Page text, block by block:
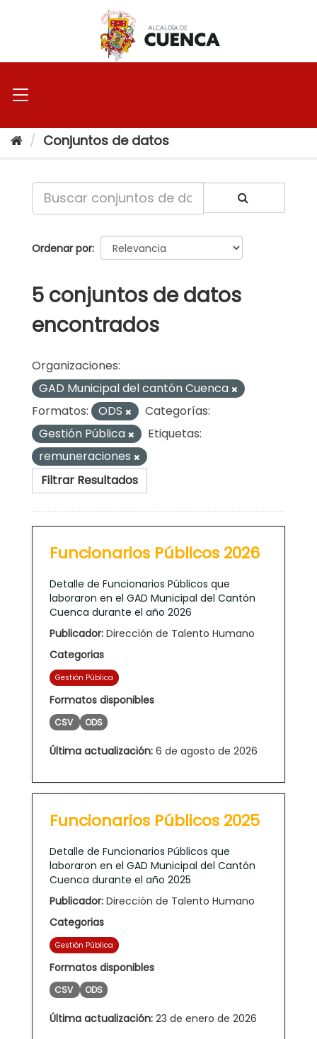
Conjuntos de datos
Ordenar por
5 conjuntos de datos
encontrados
Organizaciones:
GAD Municipal del cantón Cuenca
Formatos:
ODS
Categorías:
Gestión Pública
Etiquetas:
remuneraciones
Filtrar Resultados
Funcionarios Públicos 2026
Detalle de Funcionarios Públicos que
laboraron en el GAD Municipal del Cantón
Cuenca durante el año 2026
Publicador: Dirección de Talento Humano
Categorias
Gestión Pública
Formatos disponibles
CSV ODS
Última actualización: 6 de agosto de 2026
Funcionarios Públicos 2025
Detalle de Funcionarios Públicos que
laboraron en el GAD Municipal del Cantón
Cuenca durante el año 2025
Publicador: Dirección de Talento Humano
Categorias
Gestión Pública
Formatos disponibles
CSV ODS
Última actualización: 23 de enero de 2026